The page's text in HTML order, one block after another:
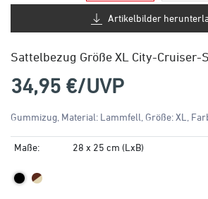
Artikelbilder
Sattelbezug Größe XL City-Cruiser-
34,95 €/UVP
Gummizug, Material: Lammfell, Größe: XL,
Maße: 28 x 25 cm (LxB)